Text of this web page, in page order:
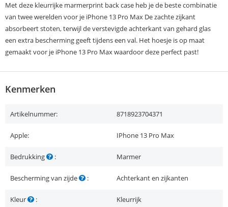
Met deze kleurrijke marmerprint back case heb je de beste combinatie
van twee werelden voor je iPhone 13 Pro Max De zachte zijkant
absorbeert stoten, terwijl de verstevigde achterkant van gehard glas
een extra bescherming geeft tijdens een val. Het hoesje is op maat
gemaakt voor je iPhone 13 Pro Max waardoor deze perfect past!
Kenmerken
Artikelnummer: 8718923704371
Apple: IPhone 13 Pro Max
Bedrukking : Marmer
Bescherming van zijde : Achterkant en zijkanten
Kleur : Kleurrijk